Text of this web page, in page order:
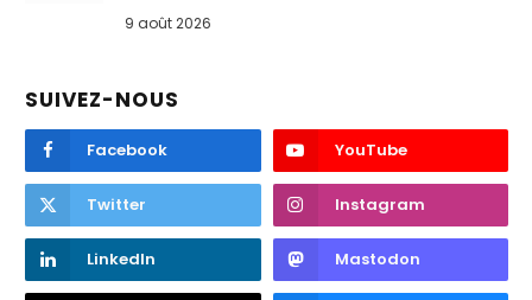
9 août 2026
SUIVEZ-NOUS
Facebook YouTube
Twitter Instagram
LinkedIn Mastodon